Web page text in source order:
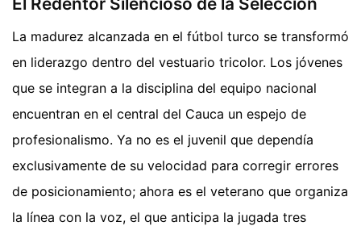
La madurez alcanzada en el fútbol turco se transformó
en liderazgo dentro del vestuario tricolor. Los jóvenes
que se integran a la disciplina del equipo nacional
encuentran en el central del Cauca un espejo de
profesionalismo. Ya no es el juvenil que dependía
exclusivamente de su velocidad para corregir errores
de posicionamiento; ahora es el veterano que organiza
la línea con la voz, el que anticipa la jugada tres